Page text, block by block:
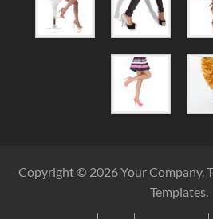
Copyright © 2026 Your Company.
Templates.